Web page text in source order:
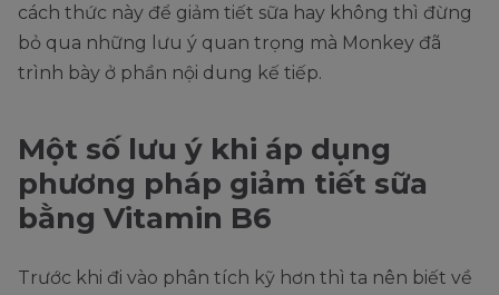
cách thức này để giảm tiết sữa hay không thì đừng
bỏ qua những lưu ý quan trọng mà Monkey đã
trình bày ở phần nội dung kế tiếp.
Một số lưu ý khi áp dụng
phương pháp giảm tiết sữa
bằng Vitamin B6
Trước khi đi vào phân tích kỹ hơn thì ta nên biết về